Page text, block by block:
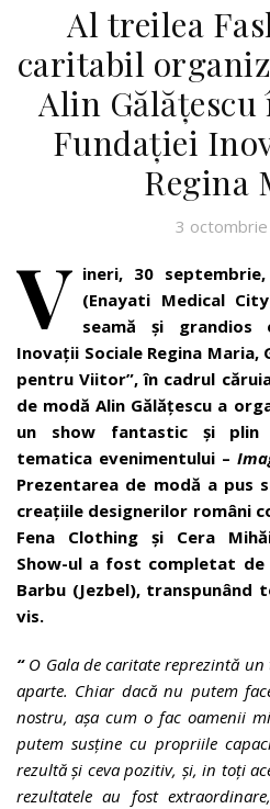
Al treilea
caritabil
Alin
Fundației
Regina
3
V ineri, 30
(Enayati Medical
seamă și grandios
Inovații Sociale Regina Maria,
pentru Viitor”, în cadrul
de modă Alin Gălățescu a
un show fantastic și plin
tematica evenimentului –
Prezentarea de modă a pus
creațiile designerilor români
Fena Clothing și Cera
Show-ul a fost completat de
Barbu (Jezbel),
vis.
“ O Gala de caritate reprezintă
aparte. Chiar dacă nu putem
nostru, așa cum o fac oamenii
putem susține cu propriile
rezultă și ceva pozitiv, și, in toți
rezultatele au fost